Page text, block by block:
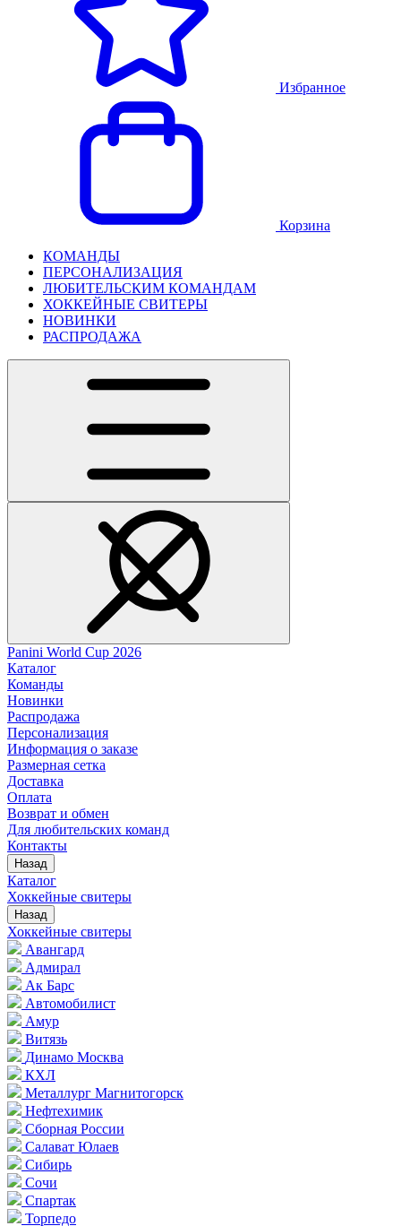
Избранное
Корзина
КОМАНДЫ
ПЕРСОНАЛИЗАЦИЯ
ЛЮБИТЕЛЬСКИМ КОМАНДАМ
ХОККЕЙНЫЕ СВИТЕРЫ
НОВИНКИ
РАСПРОДАЖА
Panini World Cup 2026
Каталог
Команды
Новинки
Распродажа
Персонализация
Информация о заказе
Размерная сетка
Доставка
Оплата
Возврат и обмен
Для любительских команд
Контакты
Назад
Каталог
Хоккейные свитеры
Назад
Хоккейные свитеры
Авангард
Адмирал
Ак Барс
Автомобилист
Амур
Витязь
Динамо Москва
КХЛ
Металлург Магнитогорск
Нефтехимик
Сборная России
Салават Юлаев
Сибирь
Сочи
Спартак
Торпедо